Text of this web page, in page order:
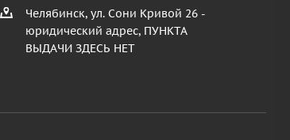
Челябинск, ул. Сони Кривой 26 -
юридический адрес, ПУНКТА
ВЫДАЧИ ЗДЕСЬ НЕТ